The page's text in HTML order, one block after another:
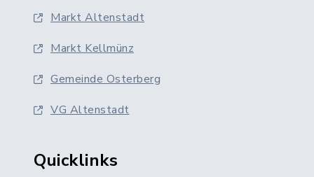
Markt Altenstadt
Markt Kellmünz
Gemeinde Osterberg
VG Altenstadt
Quicklinks